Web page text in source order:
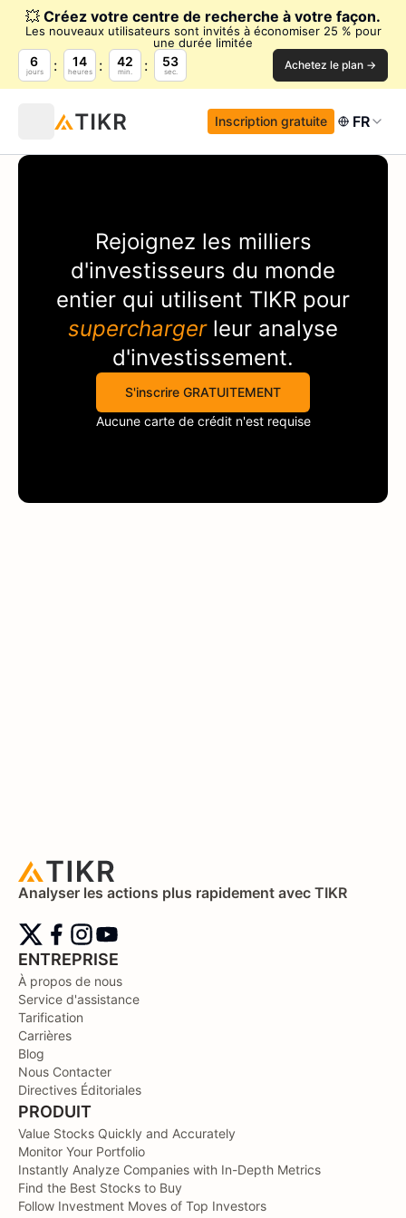
💥 Créez votre centre de recherche à votre façon.
Les nouveaux utilisateurs sont invités à économiser 25 % pour
une durée limitée
6
jours
14
heures
42
min.
53
sec. Achetez le plan →
Inscription gratuite FR
Rejoignez les milliers
d'investisseurs du monde
entier qui utilisent TIKR pour
superchargerleur analyse
d'investissement.
S'inscrire GRATUITEMENT
Aucune carte de crédit n'est requise
Analyser les actions plus rapidement avec TIKR
ENTREPRISE
À propos de nous
Service d'assistance
Tarification
Carrières
Blog
Nous Contacter
Directives Éditoriales
PRODUIT
Value Stocks Quickly and Accurately
Monitor Your Portfolio
Instantly Analyze Companies with In-Depth Metrics
Find the Best Stocks to Buy
Follow Investment Moves of Top Investors